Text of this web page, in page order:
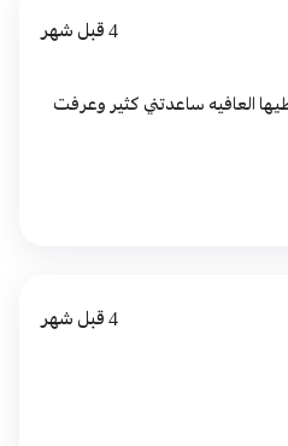
4 قبل شهر
العافيه ساعدتني كثير وعرفت
4 قبل شهر